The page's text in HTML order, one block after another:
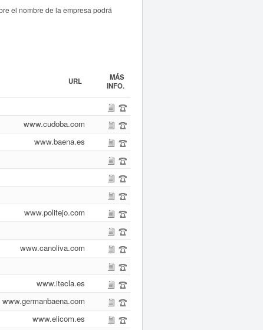
el nombre de la empresa podrá
URL
MÁS
INFO.
www.cudoba.com
www.baena.es
www.politejo.com
www.canoliva.com
www.itecla.es
www.germanbaena.com
www.elicom.es